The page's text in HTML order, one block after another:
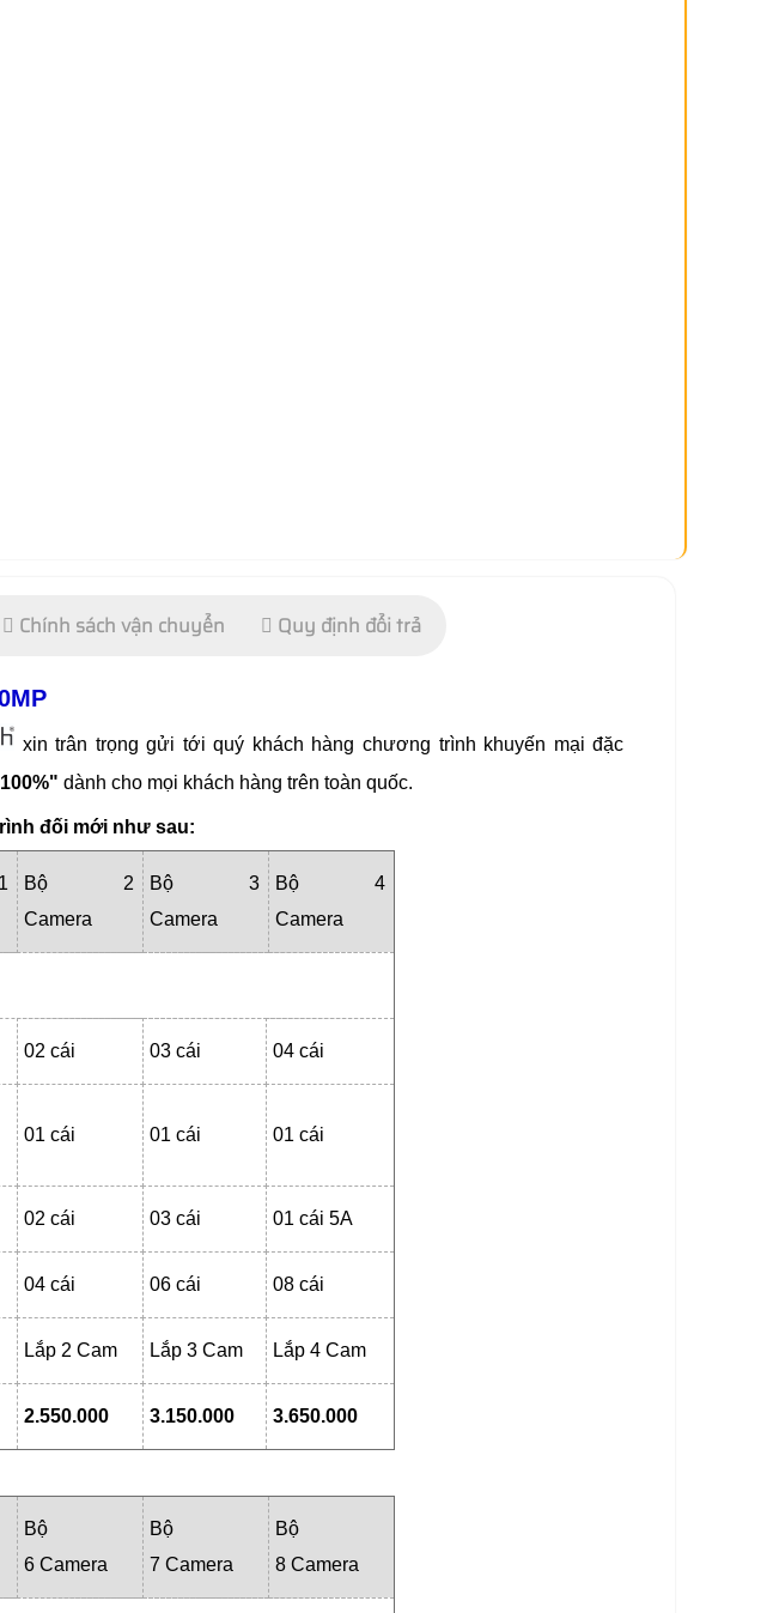
Chính sách vận chuyển Quy định đổi trả
xin trân trọng gửi tới quý khách hàng chương trình khuyến mại đặc
dành cho mọi khách hàng trên toàn quốc.
đối mới như sau:
Bộ 2
Camera
Bộ 3
Camera
Bộ 4
Camera
02 cái 03 cái 04 cái
01 cái 01 cái 01 cái
02 cái 03 cái 01 cái 5A
04 cái 06 cái 08 cái
Lắp 2 Cam Lắp 3 Cam Lắp 4 Cam
2.550.000 3.150.000 3.650.000
Bộ
6 Camera
Bộ
7 Camera
Bộ
8 Camera